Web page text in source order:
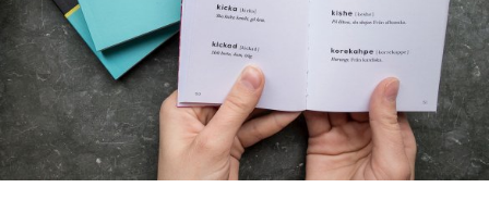
Bokrecensioner
Kviss
Podden
Anmäl till språkpolisen
Föreslå nyord